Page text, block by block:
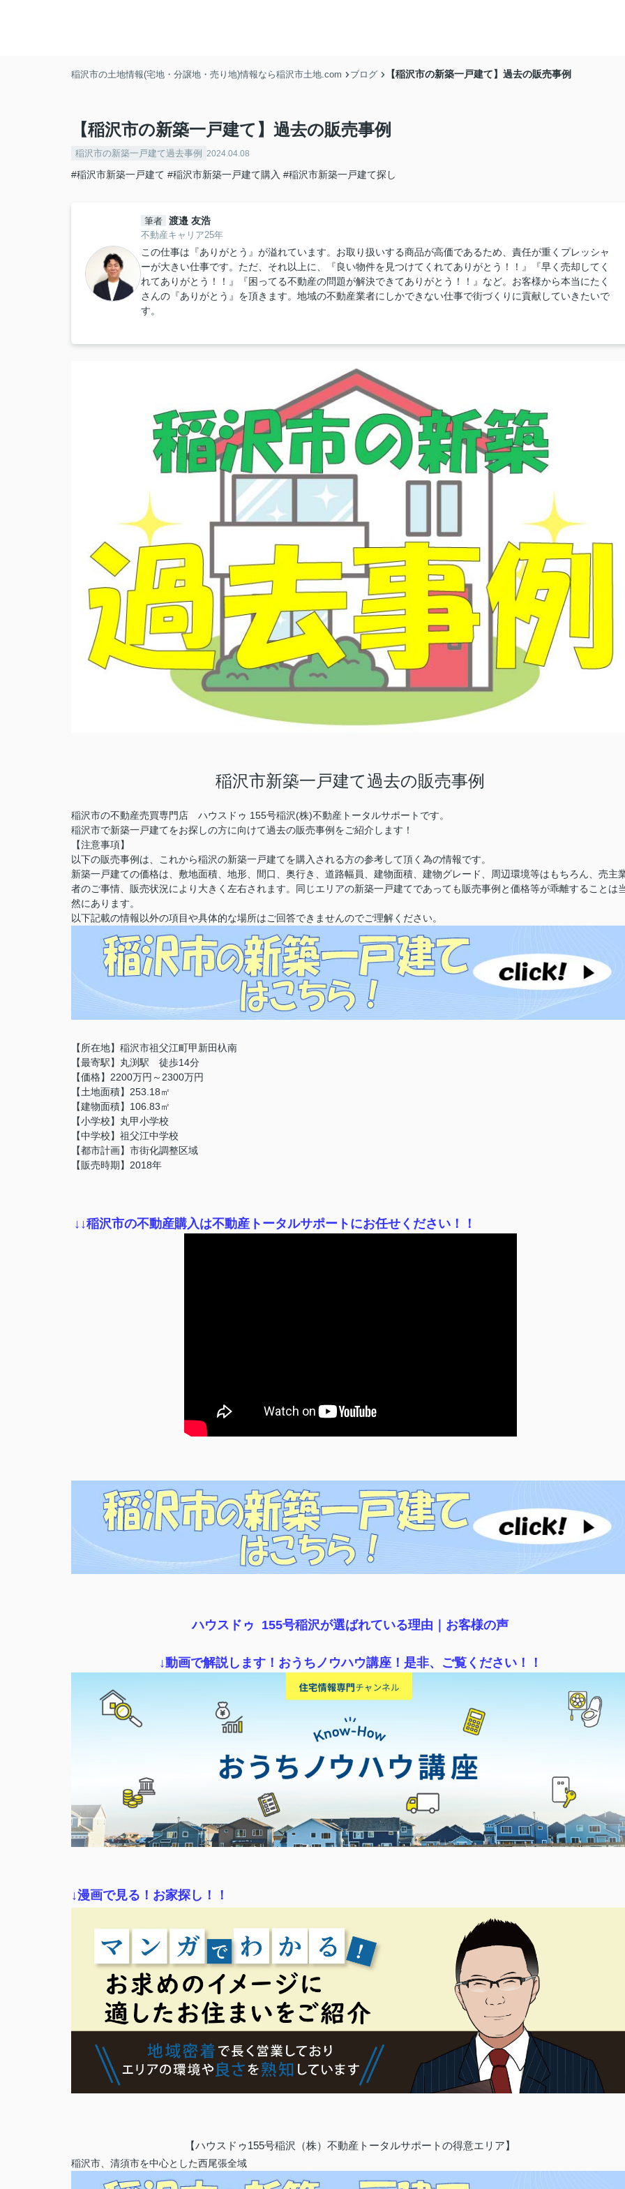
稲沢市の土地情報(宅地・分譲地・売り地)情報なら稲沢市土地.com ブログ 【稲沢市の新築一戸建て】過去の販売事例
【稲沢市の新築一戸建て】過去の販売事例
稲沢市の新築一戸建て過去事例 2024.04.08
#稲沢市新築一戸建て #稲沢市新築一戸建て購入 #稲沢市新築一戸建て探し
筆者 渡邉 友浩
不動産キャリア25年
この仕事は『ありがとう』が溢れています。お取り扱いする商品が高価であるため、責任が重くプレッシャ
ーが大きい仕事です。ただ、それ以上に、『良い物件を見つけてくれてありがとう！！』『早く売却してく
れてありがとう！！』『困ってる不動産の問題が解決できてありがとう！！』など。お客様から本当にたく
さんの『ありがとう』を頂きます。地域の不動産業者にしかできない仕事で街づくりに貢献していきたいで
す。
稲沢市新築一戸建て過去の販売事例
稲沢市の不動産売買専門店 ハウスドゥ 155号稲沢(株)不動産トータルサポートです。
稲沢市で新築一戸建てをお探しの方に向けて過去の販売事例をご紹介します！
【注意事項】
以下の販売事例は、これから稲沢の新築一戸建てを購入される方の参考して頂く為の情報です。
新築一戸建ての価格は、敷地面積、地形、間口、奥行き、道路幅員、建物面積、建物グレード、周辺環境等はもちろん、売主
者のご事情、販売状況により大きく左右されます。同じエリアの新築一戸建てであっても販売事例と価格等が乖離することは
然にあります。
以下記載の情報以外の項目や具体的な場所はご回答できませんのでご理解ください。
【所在地】稲沢市祖父江町甲新田杁南
【最寄駅】丸渕駅 徒歩14分
【価格】2200万円～2300万円
【土地面積】253.18㎡
【建物面積】106.83㎡
【小学校】丸甲小学校
【中学校】祖父江中学校
【都市計画】市街化調整区域
【販売時期】2018年
↓ ↓稲沢市の不動産購入は不動産トータルサポートにお任せください！！
ハウスドゥ 155号稲沢が選ばれている理由｜ お客様の声
↓動画で解説します！おうちノウハウ講座！是非、ご覧ください！！
↓漫画で見る！お家探し！！
【ハウスドゥ155号稲沢（株）不動産トータルサポートの得意エリア】
稲沢市、清須市を中心とした西尾張全域